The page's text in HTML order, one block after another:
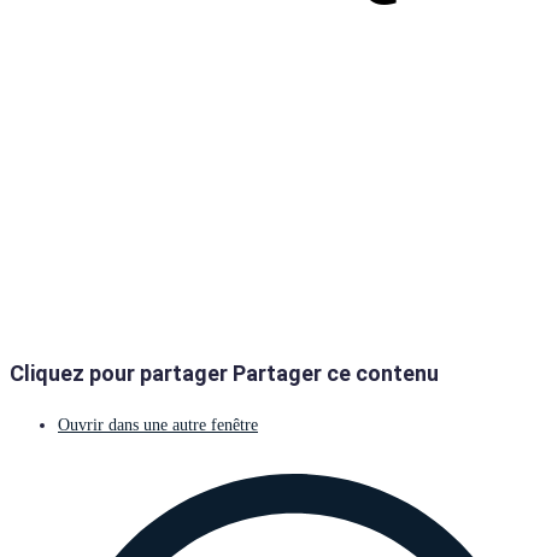
Cliquez pour partager Partager ce contenu
Ouvrir dans une autre fenêtre